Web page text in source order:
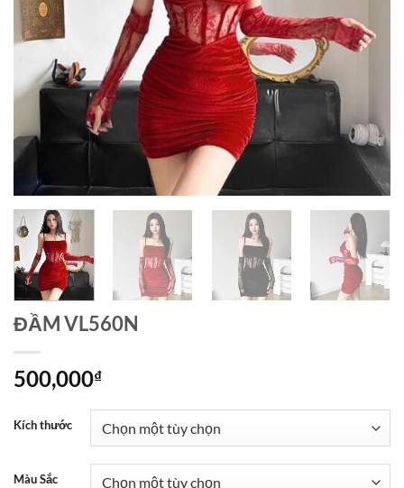
ĐẦM VL560N
500,000₫
Kích thước
Màu Sắc